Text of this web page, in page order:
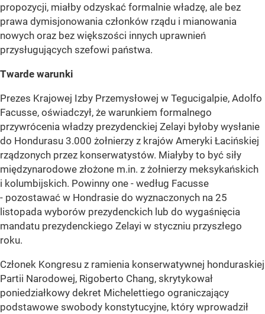
propozycji, miałby odzyskać formalnie władzę, ale bez
prawa dymisjonowania członków rządu i mianowania
nowych oraz bez większości innych uprawnień
przysługujących szefowi państwa.
Twarde warunki
Prezes Krajowej Izby Przemysłowej w Tegucigalpie, Adolfo
Facusse, oświadczył, że warunkiem formalnego
przywrócenia władzy prezydenckiej Zelayi byłoby wysłanie
do Hondurasu 3.000 żołnierzy z krajów Ameryki Łacińskiej
rządzonych przez konserwatystów. Miałyby to być siły
międzynarodowe złożone m.in. z żołnierzy meksykańskich
i kolumbijskich. Powinny one - według Facusse
- pozostawać w Hondrasie do wyznaczonych na 25
listopada wyborów prezydenckich lub do wygaśnięcia
mandatu prezydenckiego Zelayi w styczniu przyszłego
roku.
Członek Kongresu z ramienia konserwatywnej honduraskiej
Partii Narodowej, Rigoberto Chang, skrytykował
poniedziałkowy dekret Michelettiego ograniczający
podstawowe swobody konstytucyjne, który wprowadził